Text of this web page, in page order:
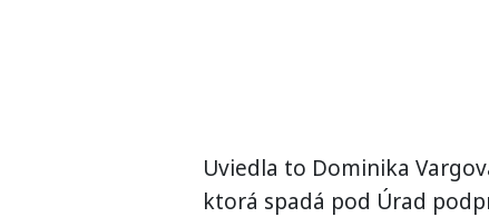
Uviedla to Dominika
ktorá spadá pod Úrad